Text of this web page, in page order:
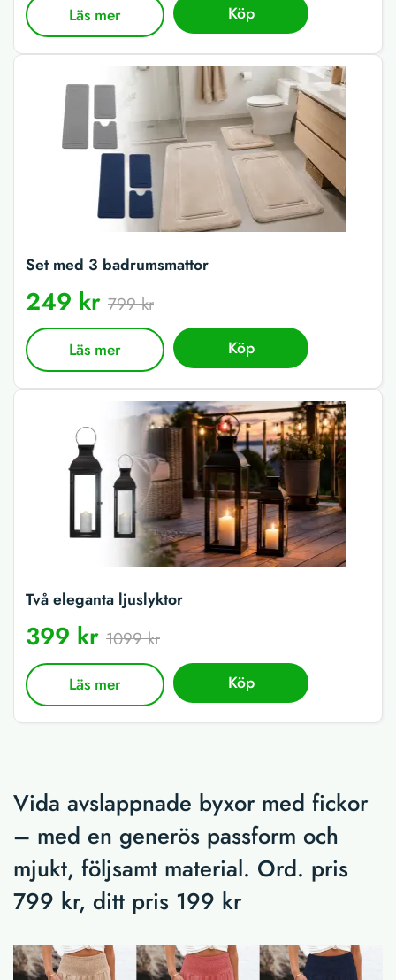
Läs mer Köp
Set med 3 badrumsmattor
249 kr 799 kr
Läs mer Köp
Två eleganta ljuslyktor
399 kr 1099 kr
Läs mer Köp
Vida avslappnade byxor med fickor
– med en generös passform och
mjukt, följsamt material. Ord. pris
799 kr, ditt pris 199 kr